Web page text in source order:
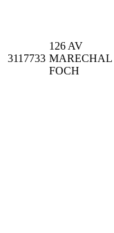
3117733
126 AV
MARECHAL
FOCH